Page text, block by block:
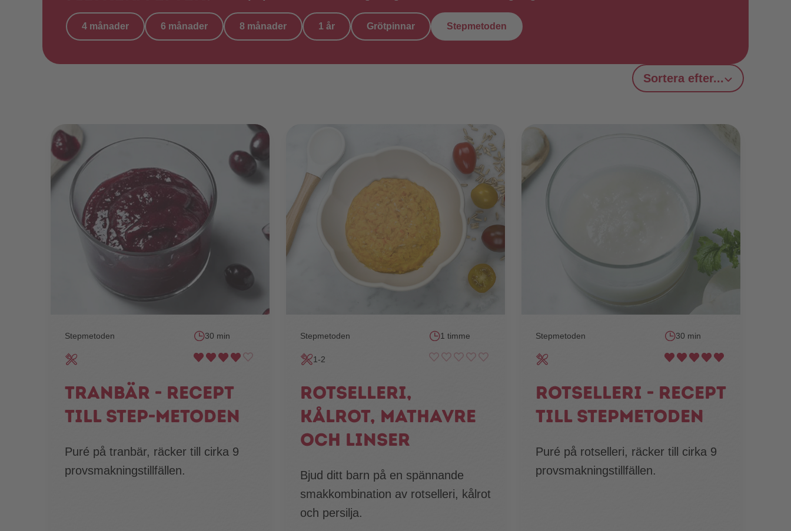
4 månader 6 månader 8 månader 1 år Grötpinnar Stepmetoden
Sortera efter...
Stepmetoden 30 min
Tranbär - recept
till STEP-metoden
Puré på tranbär, räcker till cirka 9
provsmakningstillfällen.
Stepmetoden 1 timme
1-2
Rotselleri,
kålrot, mathavre
och linser
Bjud ditt barn på en spännande
smakkombination av rotselleri, kålrot
och persilja.
Stepmetoden 30 min
Rotselleri - recept
till Stepmetoden
Puré på rotselleri, räcker till cirka 9
provsmakningstillfällen.